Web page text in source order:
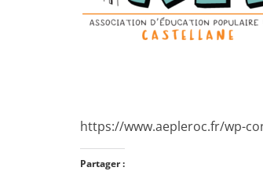
https://www.aepleroc.fr/wp-
Partager :